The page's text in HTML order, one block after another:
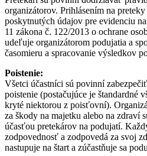
organizátorov. Prihlásením na
poskytnutých údajov pre evidenciu
11 zákona č. 122/2013 o ochrane
udeľuje organizátorom podujatia a
časomieru a spracovanie výsledkov
Poistenie:
Všetci účastníci sú povinní
poistenie (postačujúce je štandardné
kryté niektorou z poisťovní).
za škody na majetku alebo na zdraví
účasťou pretekárov na podujatí.
zodpovednosť a zodpovedá za svoj
nastupuje na štart a zúčastňuje sa